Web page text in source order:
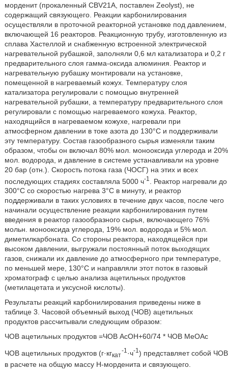
морденит (прокаленный CBV21A, поставлен Zeolyst), не
содержащий связующего. Реакции карбонилирования
осуществляли в проточной реакторной установке под давлением,
включающей 16 реакторов. Реакционную трубу, изготовленную из
сплава Хастеллой и снабженную встроенной электрической
нагревательной рубашкой, заполняли 0,6 мл катализатора и 0,2 г
предварительного слоя гамма-оксида алюминия. Реактор и
нагревательную рубашку монтировали на установке,
помещенной в нагреваемый кожух. Температуру слоя
катализатора регулировали с помощью внутренней
нагревательной рубашки, а температуру предварительного слоя
регулировали с помощью нагреваемого кожуха. Реактор,
находящийся в нагреваемом кожухе, нагревали при
атмосферном давлении в токе азота до 130°С и поддерживали
эту температуру. Состав газообразного сырья изменяли таким
образом, чтобы он включал 80% мол. монооксида углерода и 20%
мол. водорода, и давление в системе устанавливали на уровне
20 бар (отн.). Скорость потока газа (ЧОСГ) на этих и всех
последующих стадиях составляла 5000 ч-1
. Реактор нагревали до
300°С со скоростью нагрева 3°С в минуту, и реактор
поддерживали в таких условиях в течение двух часов, после чего
начинали осуществление реакции карбонилирования путем
введения в реактор газообразного сырья, включающего 76%
мольн. монооксида углерода, 19% мол. водорода и 5% мол.
диметилкарбоната. Со стороны реактора, находящейся при
высоком давлении, выгружали постоянный поток выходящих
газов, снижали их давление до атмосферного при температуре,
по меньшей мере, 130°С и направляли этот поток в газовый
хроматограф с целью анализа ацетильных продуктов
(метилацетата и уксусной кислоты).
Результаты реакций карбонилирования приведены ниже в
таблице 3. Часовой объемный выход (ЧОВ) ацетильных
продуктов рассчитывали следующим образом:
ЧОВ ацетильных продуктов =ЧОВ АсОН+60/74 * ЧОВ МеОАс
ЧОВ ацетильных продуктов (г·кгкат
-1 ·ч-1 ) представляет собой ЧОВ
в расчете на общую массу Н-морденита и связующего.